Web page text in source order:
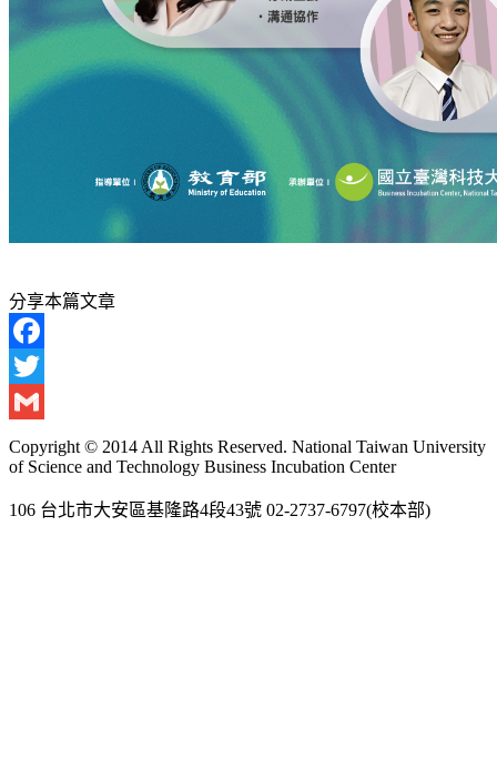
分享本篇文章
Facebook
Twitter
Gmail
Copyright © 2014 All Rights Reserved. National Taiwan University
of Science and Technology Business Incubation Center
106 台北市大安區基隆路4段43號 02-2737-6797(校本部)